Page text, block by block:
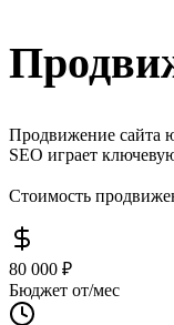
Продвижение сайта
SEO играет
Стоимость
80 000 ₽
Бюджет от/мес